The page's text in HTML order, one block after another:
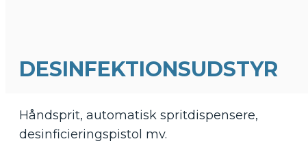
DESINFEKTIONSUDSTYR
Håndsprit, automatisk spritdispensere,
desinficieringspistol mv.